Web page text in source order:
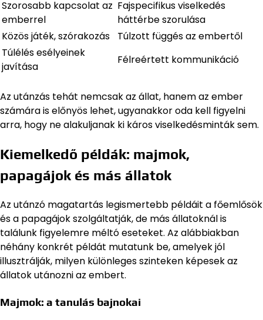
Szorosabb kapcsolat az
emberrel
Fajspecifikus viselkedés
háttérbe szorulása
Közös játék, szórakozás
Túlzott függés az embertől
Túlélés esélyeinek
javítása
Félreértett kommunikáció
Az utánzás tehát nemcsak az állat, hanem az ember
számára is előnyös lehet, ugyanakkor oda kell figyelni
arra, hogy ne alakuljanak ki káros viselkedésminták sem.
Kiemelkedő példák: majmok,
papagájok és más állatok
Az utánzó magatartás legismertebb példáit a főemlősök
és a papagájok szolgáltatják, de más állatoknál is
találunk figyelemre méltó eseteket. Az alábbiakban
néhány konkrét példát mutatunk be, amelyek jól
illusztrálják, milyen különleges szinteken képesek az
állatok utánozni az embert.
Majmok: a tanulás bajnokai